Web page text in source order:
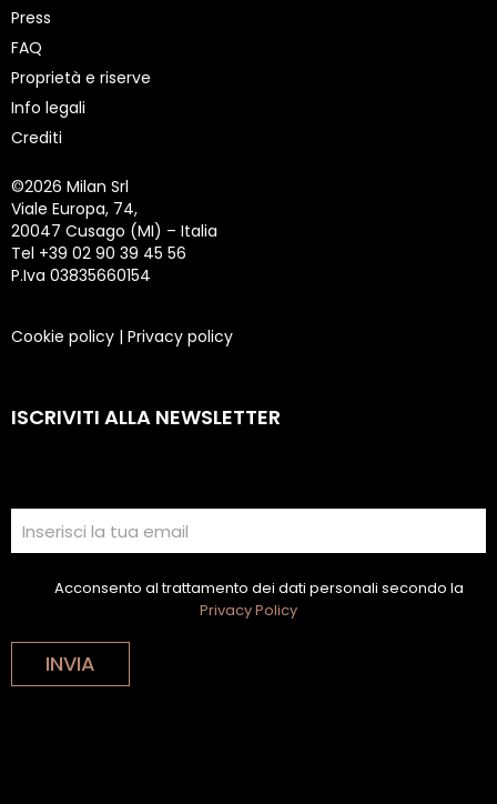
Press
FAQ
Proprietà e riserve
Info legali
Crediti
©2026 Milan Srl
Viale Europa, 74,
20047 Cusago (MI) – Italia
Tel +39 02 90 39 45 56
P.Iva 03835660154
Cookie policy | Privacy policy
ISCRIVITI ALLA NEWSLETTER
Acconsento al trattamento dei dati personali secondo la
Privacy Policy
INVIA